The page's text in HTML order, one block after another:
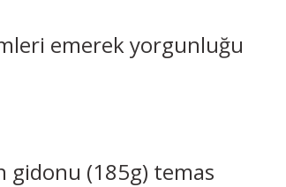
emerek yorgunluğu
gidonu (185g) temas